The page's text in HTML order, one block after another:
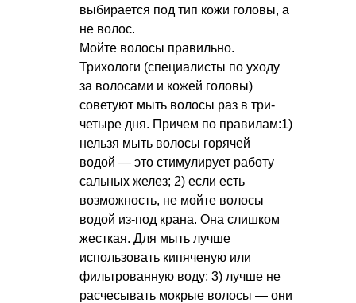
выбирается под тип кожи головы, а
не волос.
Мойте волосы правильно.
Трихологи (специалисты по уходу
за волосами и кожей головы)
советуют мыть волосы раз в три-
четыре дня. Причем по правилам:1)
нельзя мыть волосы горячей
водой — это стимулирует работу
сальных желез; 2) если есть
возможность, не мойте волосы
водой из-под крана. Она слишком
жесткая. Для мыть лучше
использовать кипяченую или
фильтрованную воду; 3) лучше не
расчесывать мокрые волосы — они